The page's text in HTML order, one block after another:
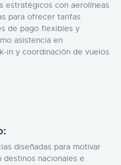
estratégicos con aerolíneas
para ofrecer tarifas
de pago flexibles y
asistencia en
in y coordinación de vuelos
diseñadas para motivar
nacionales e